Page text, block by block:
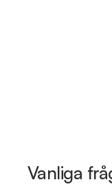
Vanliga